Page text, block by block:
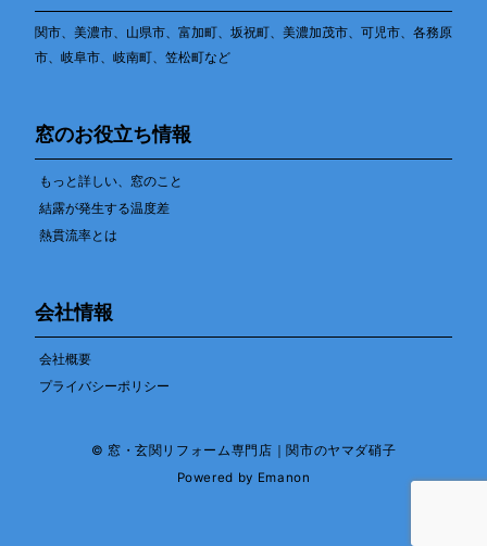
関市、美濃市、山県市、富加町、坂祝町、美濃加茂市、可児市、各務原
市、岐阜市、岐南町、笠松町など
窓のお役立ち情報
もっと詳しい、窓のこと
結露が発生する温度差
熱貫流率とは
会社情報
会社概要
プライバシーポリシー
© 窓・玄関リフォーム専門店｜関市のヤマダ硝子
Powered by Emanon